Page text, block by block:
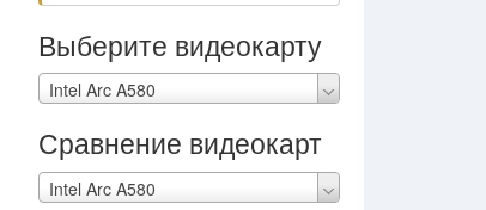
Выберите видеокарту
Intel Arc A580
Сравнение видеокарт
Intel Arc A580